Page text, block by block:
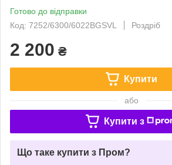
Готово до відправки
Код: 7252/6300/6022BGSVL
Роздріб
2 200 ₴
Купити
або
Купити з
Що таке купити з Пром?